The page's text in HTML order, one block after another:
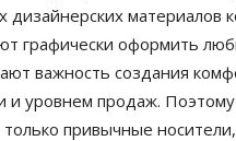
графически оформить
важность создания
и уровнем продаж.
привычные